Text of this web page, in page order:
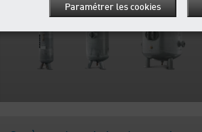
Paramétrer les cookies